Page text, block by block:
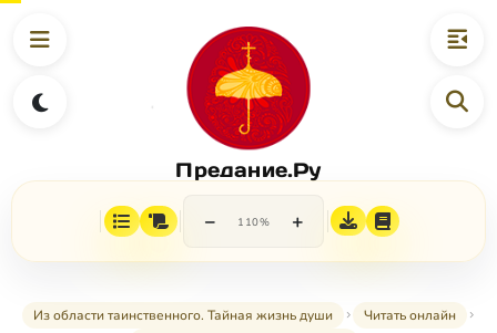
Предание.Ру
− 110% +
Из области таинственного. Тайная жизнь души
Читать онлайн